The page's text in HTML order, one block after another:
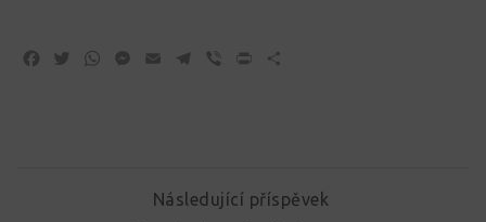
Facebook
TwitterWhatsApp
Messenger
Email Telegram
Viber Print
Následující příspěvek